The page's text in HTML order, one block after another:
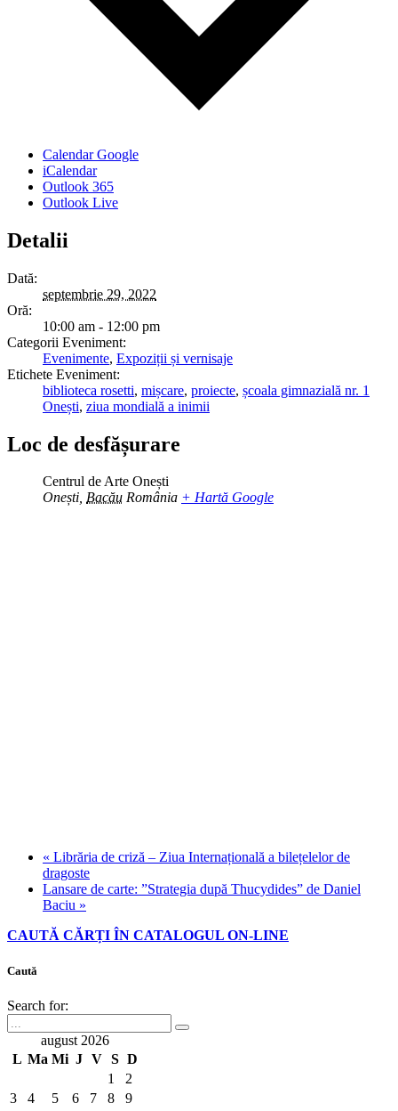
Calendar Google
iCalendar
Outlook 365
Outlook Live
Detalii
Dată:
septembrie 29, 2022
Oră:
10:00 am - 12:00 pm
Categorii Eveniment:
Evenimente, Expoziții și vernisaje
Etichete Eveniment:
biblioteca rosetti, mișcare, proiecte, școala gimnazială nr. 1
Onești, ziua mondială a inimii
Loc de desfășurare
Centrul de Arte Onești
Onești, Bacău România + Hartă Google
« Librăria de criză – Ziua Internațională a bilețelelor de
dragoste
Lansare de carte: ”Strategia după Thucydides” de Daniel
Baciu »
CAUTĂ CĂRȚI ÎN CATALOGUL ON-LINE
Caută
Search for:
august 2026
L Ma Mi J V S D
1
2
3
4 5 6 7 8
9